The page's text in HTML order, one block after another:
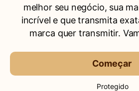
melhor seu negócio, sua
incrível e que transmita
marca quer transmitir.
Começar
Protegido